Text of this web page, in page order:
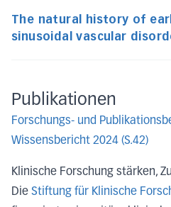
The natural history of
sinusoidal vascular
Publikationen
Forschungs- und
Wissensbericht 2024 (S.42)
Klinische Forschung stärken,
Die Stiftung für Klinische